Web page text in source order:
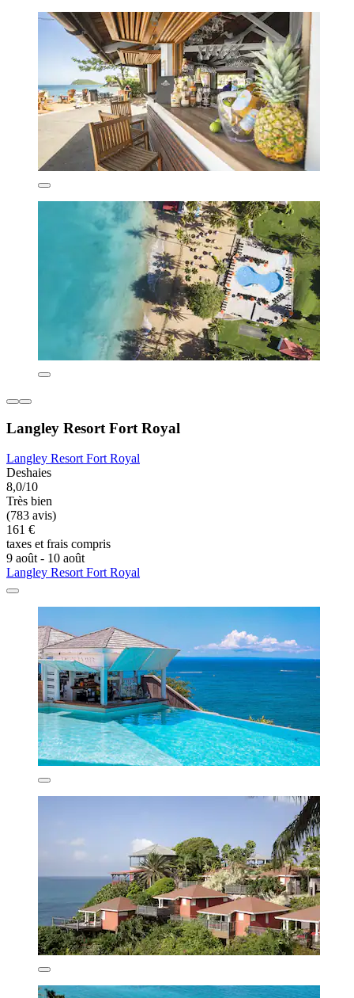
Langley Resort Fort Royal
Langley Resort Fort Royal
Deshaies
8,0/10
Très bien
(783 avis)
161 €
taxes et frais compris
9 août - 10 août
Langley Resort Fort Royal